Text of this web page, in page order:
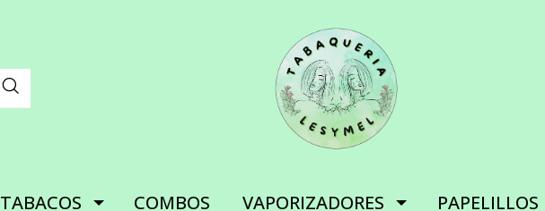
TABACOS COMBOS VAPORIZADORES PAPELILLOS